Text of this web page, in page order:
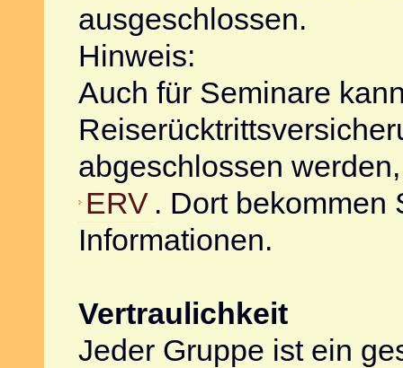
ausgeschlossen.
Hinweis:
Auch für Seminare
abgeschlossen
ERV . Dort bekommen
Informationen.
Vertraulichkeit
Jeder Gruppe ist ein